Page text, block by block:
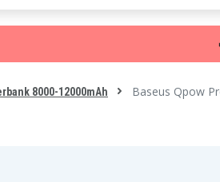
8000-12000mAh Baseus Qpow